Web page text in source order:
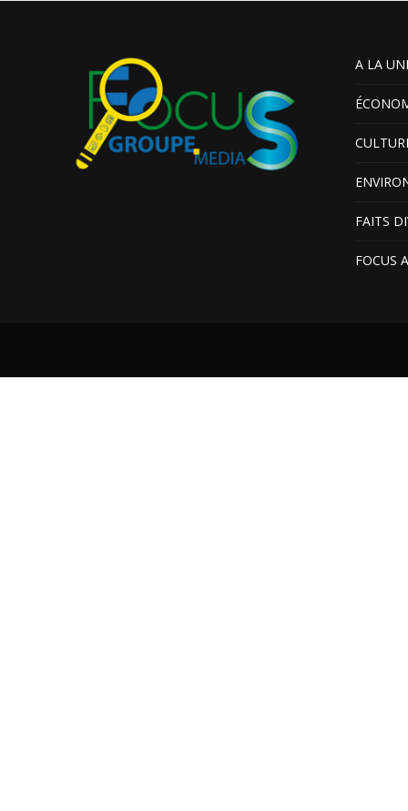
A LA
FAITS
FOCUS